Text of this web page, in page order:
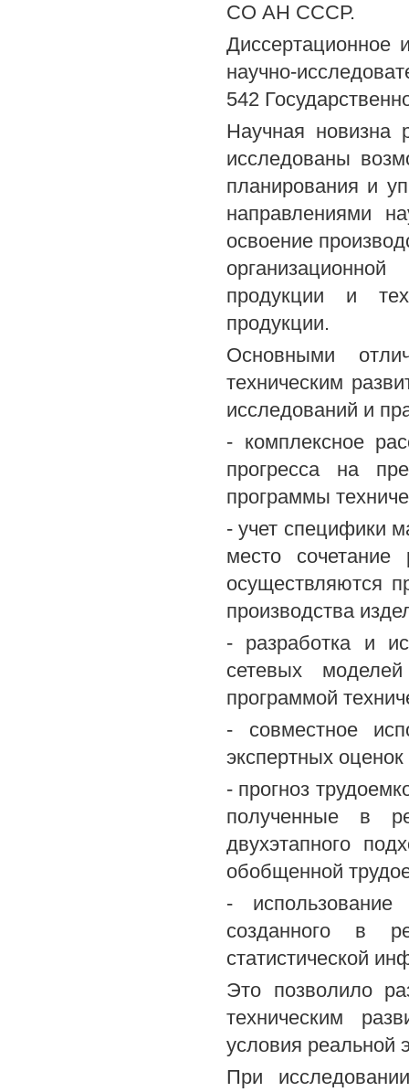
СО АН СССР.
Диссертационное
научно-
542
Научная новизна
исследованы
планирования и
направлениями
освоение
продукции и
продукции.
Основными
техническим
исследований и
- комплексное
прогресса на
программы
- учет специфики
место сочетание
осуществляются
производства
- разработка и
сетевых
программой
- совместное
экспертных
- прогноз
полученные в
двухэтапного
обобщенной
- использование
созданного в
статистической
Это позволило
техническим
условия реальной
При